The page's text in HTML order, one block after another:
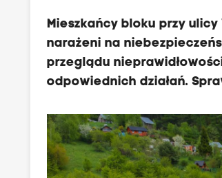
Mieszkańcy bloku przy
narażeni na
przeglądu
odpowiednich działań.